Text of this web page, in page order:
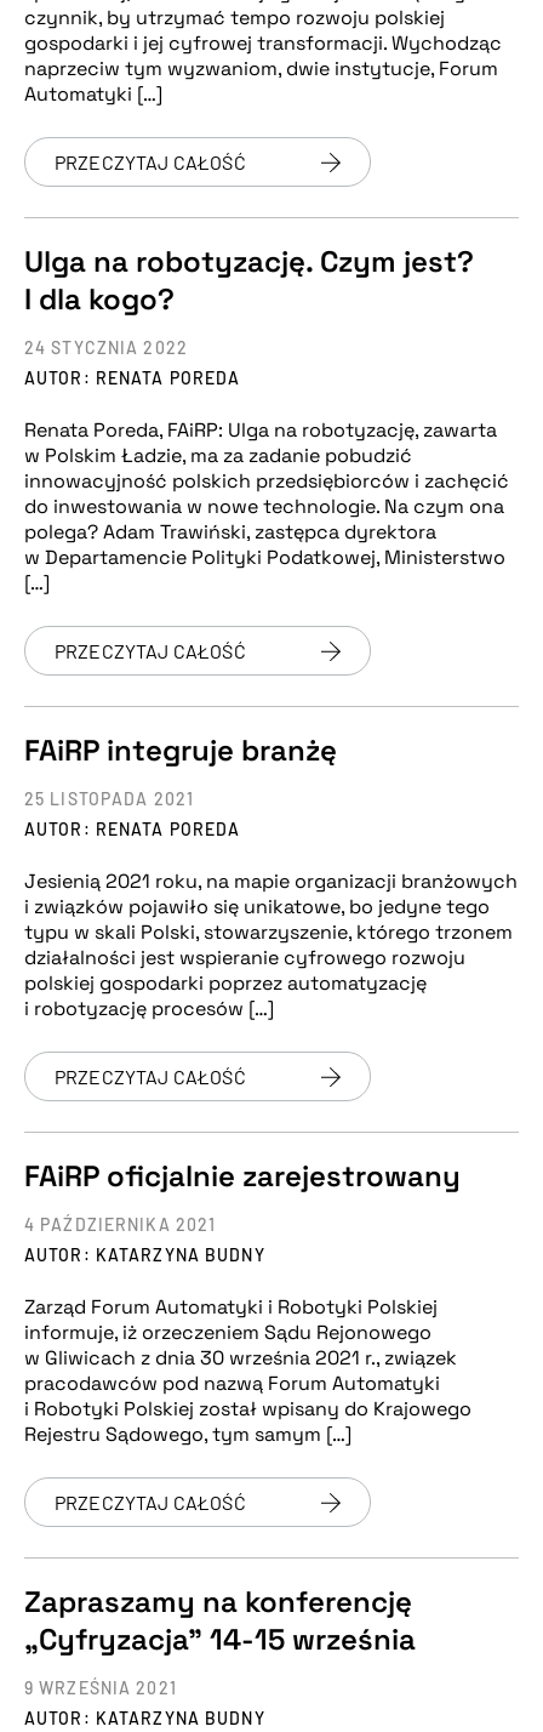
czynnik, by utrzymać tempo rozwoju polskiej
gospodarki i jej cyfrowej transformacji. Wychodząc
naprzeciw tym wyzwaniom, dwie instytucje, Forum
Automatyki […]
PRZECZYTAJ CAŁOŚĆ
Ulga na robotyzację. Czym jest?
I dla kogo?
AUTOR: RENATA POREDA
24 STYCZNIA 2022
Renata Poreda, FAiRP: Ulga na robotyzację, zawarta
w Polskim Ładzie, ma za zadanie pobudzić
innowacyjność polskich przedsiębiorców i zachęcić
do inwestowania w nowe technologie. Na czym ona
polega? Adam Trawiński, zastępca dyrektora
w Departamencie Polityki Podatkowej, Ministerstwo
[…]
PRZECZYTAJ CAŁOŚĆ
FAiRP integruje branżę
AUTOR: RENATA POREDA
25 LISTOPADA 2021
Jesienią 2021 roku, na mapie organizacji branżowych
i związków pojawiło się unikatowe, bo jedyne tego
typu w skali Polski, stowarzyszenie, którego trzonem
działalności jest wspieranie cyfrowego rozwoju
polskiej gospodarki poprzez automatyzację
i robotyzację procesów […]
PRZECZYTAJ CAŁOŚĆ
FAiRP oficjalnie zarejestrowany
AUTOR: KATARZYNA BUDNY
4 PAŹDZIERNIKA 2021
Zarząd Forum Automatyki i Robotyki Polskiej
informuje, iż orzeczeniem Sądu Rejonowego
w Gliwicach z dnia 30 września 2021 r., związek
pracodawców pod nazwą Forum Automatyki
i Robotyki Polskiej został wpisany do Krajowego
Rejestru Sądowego, tym samym […]
PRZECZYTAJ CAŁOŚĆ
Zapraszamy na konferencję
„Cyfryzacja” 14-15 września
AUTOR: KATARZYNA BUDNY
9 WRZEŚNIA 2021